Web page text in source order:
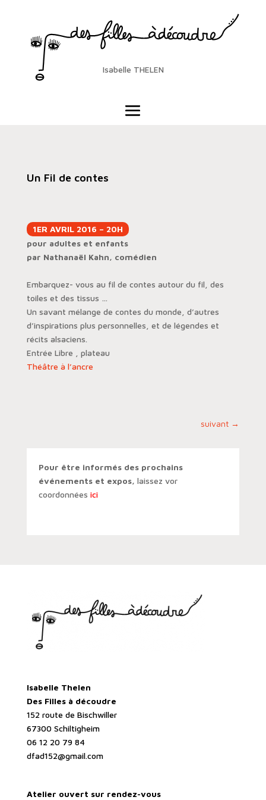
Isabelle THELEN
Un Fil de contes
1ER AVRIL 2016 – 20H
pour adultes et enfants
par Nathanaël Kahn, comédien
Embarquez- vous au fil de contes autour du fil, des
toiles et des tissus …
Un savant mélange de contes du monde, d’autres
d’inspirations plus personnelles, et de légendes et
récits alsaciens.
Entrée Libre , plateau
Théâtre à l’ancre
suivant →
Pour être informés des prochains
événements et expos, laissez vor
coordonnées ici
Isabelle Thelen
Des Filles à découdre
152 route de Bischwiller
67300 Schiltigheim
06 12 20 79 84
dfad152@gmail.com
Atelier ouvert sur rendez-vous